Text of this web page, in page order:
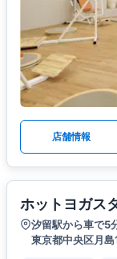
店舗情報
ホットヨガス
汐留駅から車で5
東京都中央区月